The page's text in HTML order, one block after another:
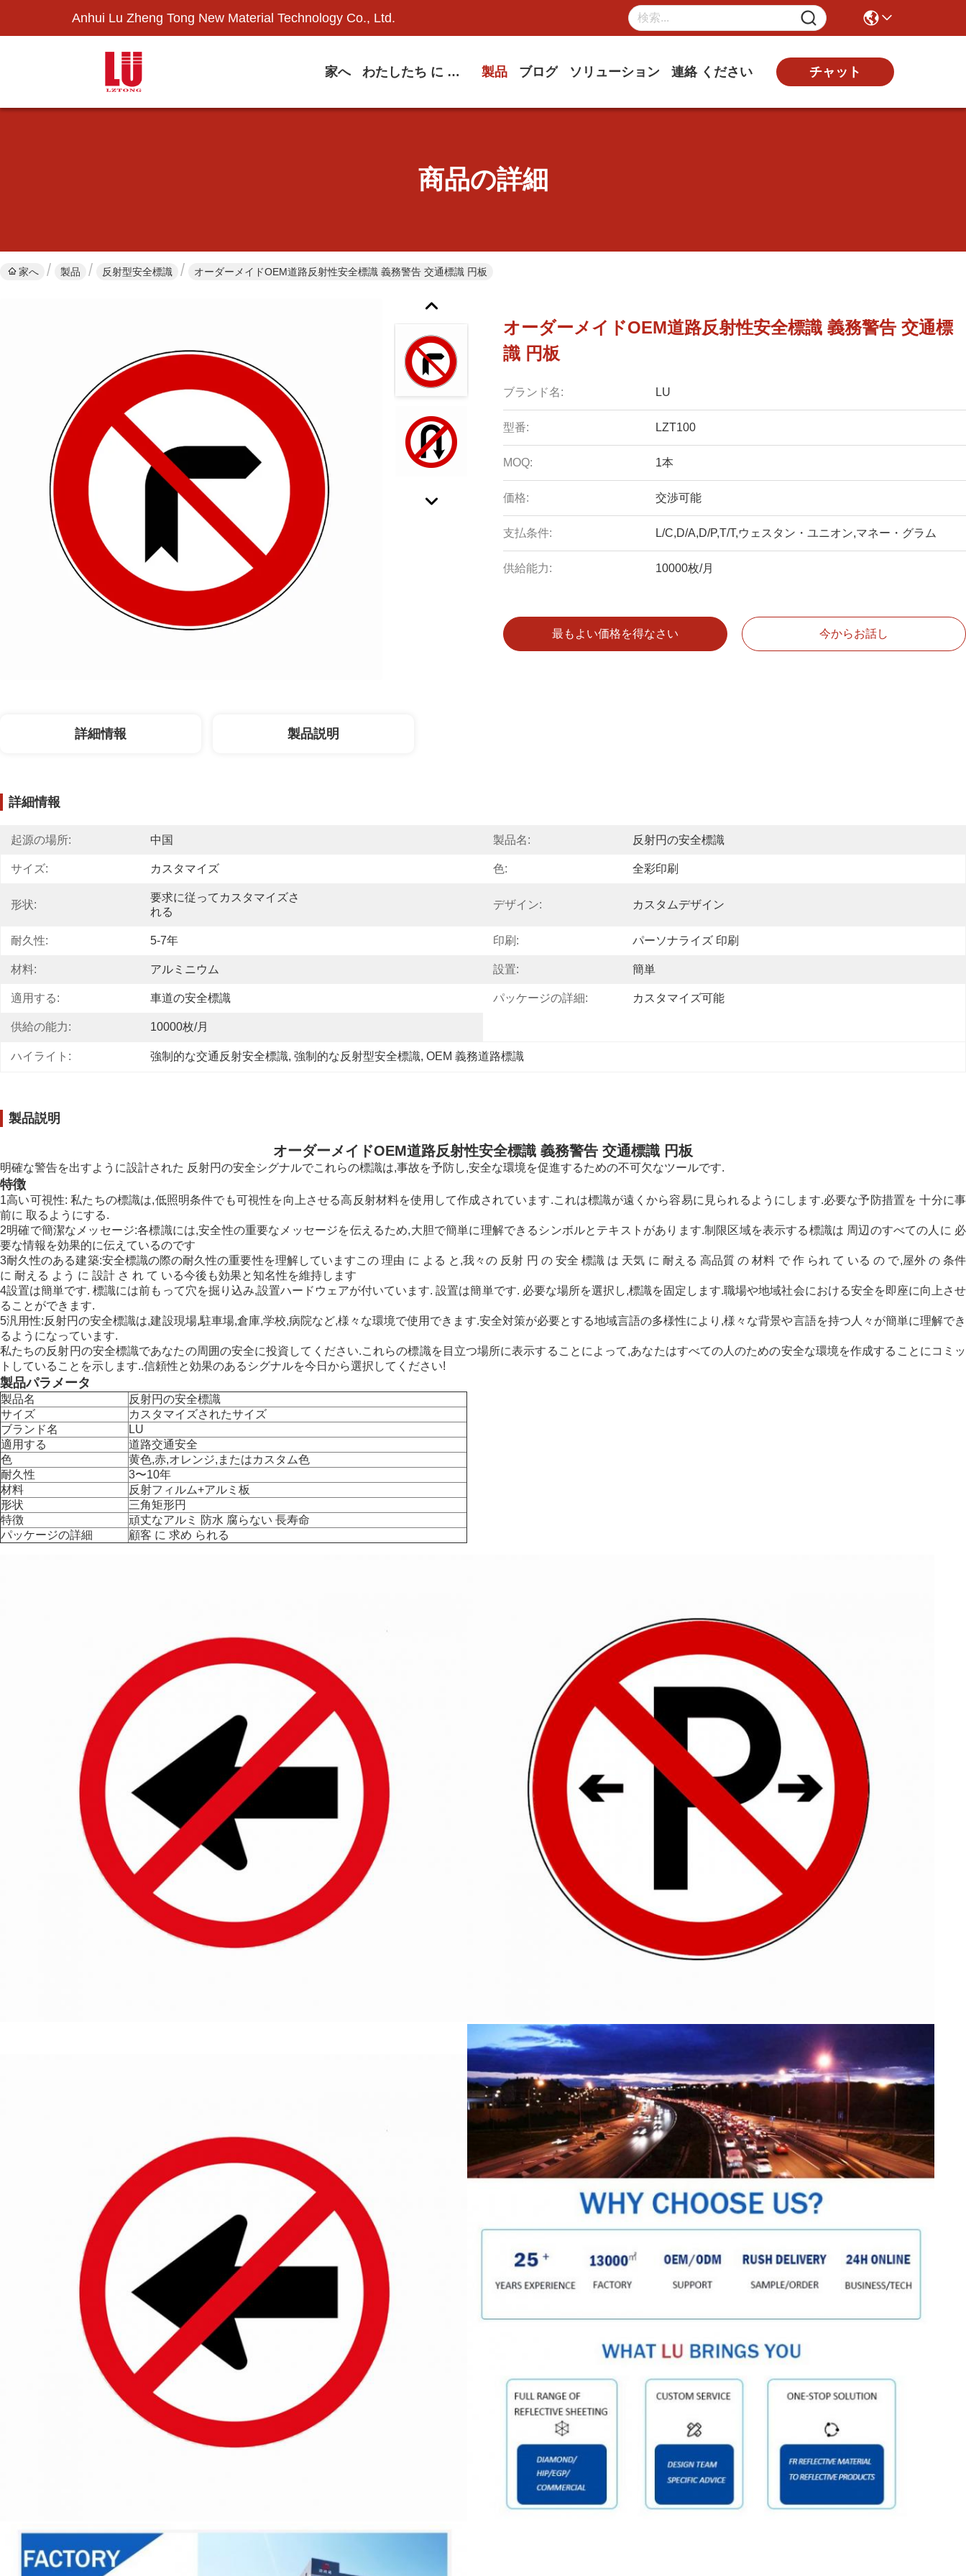
Anhui Lu Zheng Tong New Material Technology Co., Ltd.
家へ わたしたち に つい て 製品 ブログ ソリューション 連絡 ください チャット
商品の詳細
家へ 製品 反射型安全標識 オーダーメイドOEM道路反射性安全標識 義務警告 交通標識 円板
オーダーメイドOEM道路反射性安全標識 義務警告 交通標
識 円板
ブランド名: LU
型番: LZT100
MOQ: 1本
価格: 交渉可能
支払条件: L/C,D/A,D/P,T/T,ウェスタン・ユニオン,マネー・グラム
供給能力: 10000枚/月
最もよい価格を得なさい 今からお話し
詳細情報 製品説明
詳細情報
起源の場所: 中国 製品名: 反射円の安全標識
サイズ: カスタマイズ 色: 全彩印刷
形状:
要求に従ってカスタマイズさ
れる
デザイン: カスタムデザイン
耐久性: 5-7年 印刷: パーソナライズ 印刷
材料: アルミニウム 設置: 簡単
適用する: 車道の安全標識 パッケージの詳細: カスタマイズ可能
供給の能力: 10000枚/月
ハイライト: 強制的な交通反射安全標識, 強制的な反射型安全標識, OEM 義務道路標識
製品説明
オーダーメイドOEM道路反射性安全標識 義務警告 交通標識 円板
明確な警告を出すように設計された 反射円の安全シグナルでこれらの標識は,事故を予防し,安全な環境を促進するための不可欠なツールです.
特徴
1高い可視性: 私たちの標識は,低照明条件でも可視性を向上させる高反射材料を使用して作成されています.これは標識が遠くから容易に見られるようにします.必要な予防措置を 十分に事
前に 取るようにする.
2明確で簡潔なメッセージ:各標識には,安全性の重要なメッセージを伝えるため,大胆で簡単に理解できるシンボルとテキストがあります.制限区域を表示する標識は 周辺のすべての人に 必
要な情報を効果的に伝えているのです
3耐久性のある建築:安全標識の際の耐久性の重要性を理解していますこの 理由 に よる と,我々の 反射 円 の 安全 標識 は 天気 に 耐える 高品質 の 材料 で 作 られ て いる の で,屋外 の 条件
に 耐える よう に 設計 さ れ て いる今後も効果と知名性を維持します
4設置は簡単です. 標識には前もって穴を掘り込み,設置ハードウェアが付いています. 設置は簡単です. 必要な場所を選択し,標識を固定します.職場や地域社会における安全を即座に向上させ
ることができます.
5汎用性:反射円の安全標識は,建設現場,駐車場,倉庫,学校,病院など,様々な環境で使用できます.安全対策が必要とする地域言語の多様性により,様々な背景や言語を持つ人々が簡単に理解でき
るようになっています.
私たちの反射円の安全標識であなたの周囲の安全に投資してください.これらの標識を目立つ場所に表示することによって,あなたはすべての人のための安全な環境を作成することにコミッ
トしていることを示します..信頼性と効果のあるシグナルを今日から選択してください!
製品パラメータ
製品名
反射円の安全標識
サイズ
カスタマイズされたサイズ
ブランド名
LU
適用する
道路交通安全
色
黄色,赤,オレンジ,またはカスタム色
耐久性
3〜10年
材料
反射フィルム+アルミ板
形状
三角矩形円
特徴
頑丈なアルミ 防水 腐らない 長寿命
パッケージの詳細
顧客 に 求め られる